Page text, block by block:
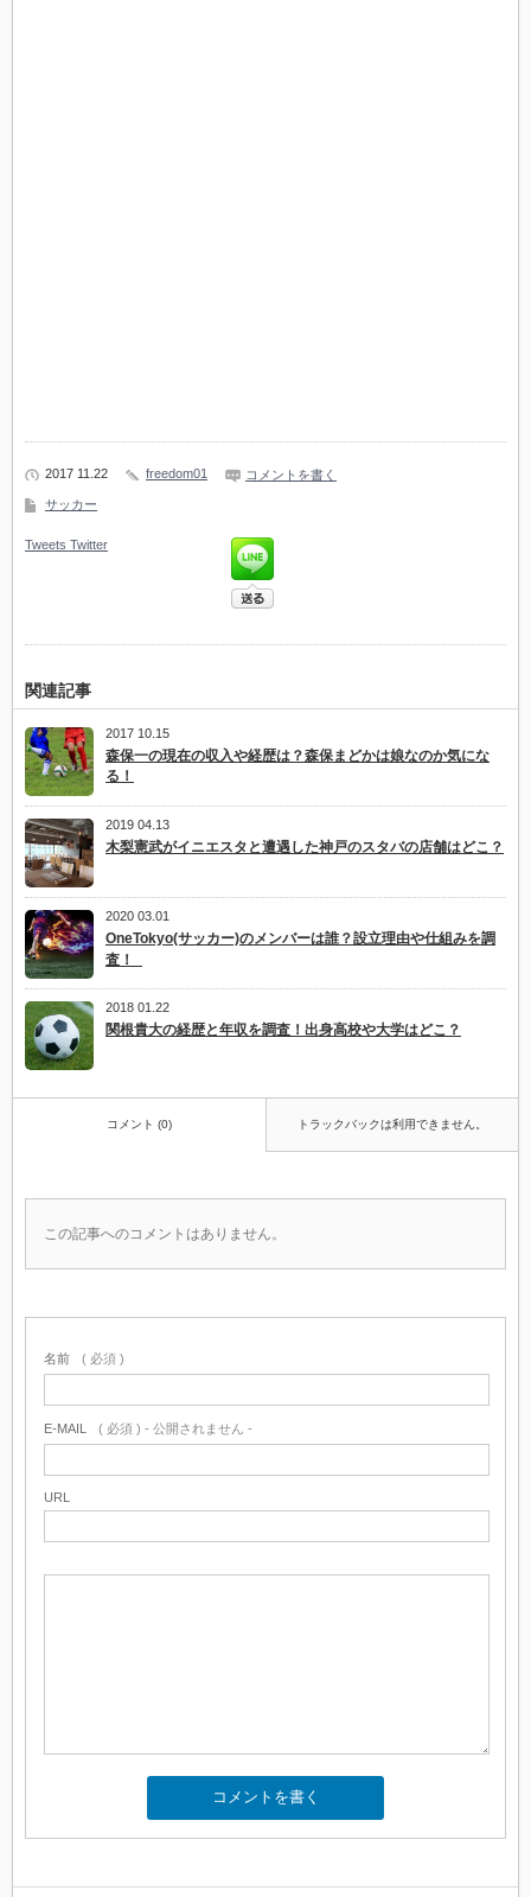
2017 11.22 freedom01 コメントを書く
サッカー
Tweets Twitter
関連記事
2017 10.15
森保一の現在の収入や経歴は？森保まどかは娘なのか気にな
る！
2019 04.13
木梨憲武がイニエスタと遭遇した神戸のスタバの店舗はどこ？
2020 03.01
OneTokyo(サッカー)のメンバーは誰？設立理由や仕組みを調
査！
2018 01.22
関根貴大の経歴と年収を調査！出身高校や大学はどこ？
コメント (0) トラックバックは利用できません。
この記事へのコメントはありません。
名前 ( 必須 )
E-MAIL ( 必須 ) - 公開されません -
URL